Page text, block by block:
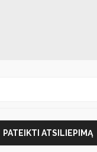
PATEIKTI ATSILIEPIMĄ